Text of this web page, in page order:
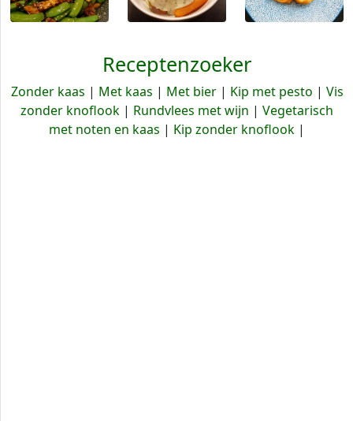
Receptenzoeker
Zonder kaas | Met kaas | Met bier | Kip met pesto | Vis
zonder knoflook | Rundvlees met wijn | Vegetarisch
met noten en kaas | Kip zonder knoflook |